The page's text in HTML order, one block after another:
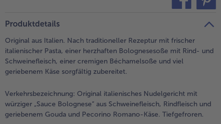
- 5 € beim Kauf von 7 Schlemmermenüs nach Wahl
Produktdetails
Original aus Italien. Nach traditioneller Rezeptur mit frischer
italienischer Pasta, einer herzhaften Bolognesesoße mit Rind- und
Schweinefleisch, einer cremigen Béchamelsoße und viel
geriebenem Käse sorgfältig zubereitet.
Verkehrsbezeichnung: Original italienisches Nudelgericht mit
würziger „Sauce Bolognese“ aus Schweinefleisch, Rindfleisch und
geriebenem Gouda und Pecorino Romano-Käse. Tiefgefroren.